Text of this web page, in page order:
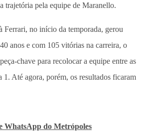
trajetória pela equipe de Maranello.
Ferrari, no início da temporada, gerou
anos e com 105 vitórias na carreira, o
chave para recolocar a equipe entre as
1. Até agora, porém, os resultados ficaram
WhatsApp do Metrópoles